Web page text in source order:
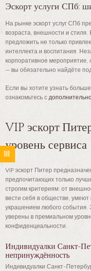
Эскорт услуги СПб:
На рынке эскорт услуг СПб
возраста, внешности и
предложить не только
интеллекта и воспитания.
корпоративное мероприятие,
— вы обязательно найдёте
Если вы хотите узнать
ознакомьтесь с
VIP эскорт
уровень сервиса
VIP эскорт Питер
предпочитающих только
строгим критериям: от
вести себя в обществе, умеют
украшением любого события.
уверены в премиальном
конфиденциальности.
Индивидуалки Санкт-
непринуждённость
Индивидуалки Санкт-